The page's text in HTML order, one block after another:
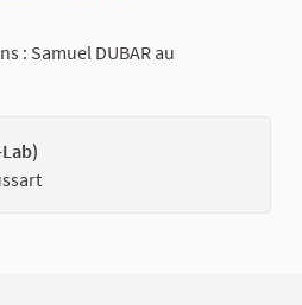
: Samuel DUBAR au